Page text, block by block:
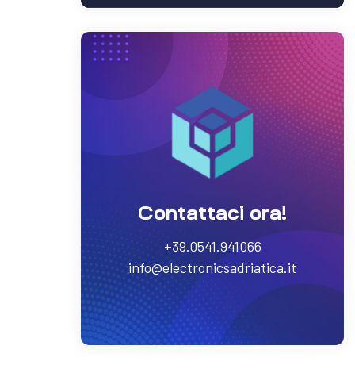
Contattaci ora!
+39.0541.941066
info@electronicsadriatica.it